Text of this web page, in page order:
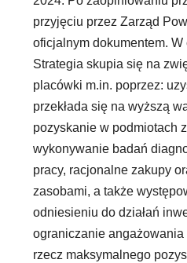
przyjęciu przez Zarząd
oficjalnym dokumentem. W
Strategia skupia się na
placówki m.in. poprzez:
przekłada się na wyższą
pozyskanie w podmiotach
wykonywanie badań
pracy, racjonalne zakupy
zasobami, a także
odniesieniu do działań
ograniczanie angażowania
rzecz maksymalnego